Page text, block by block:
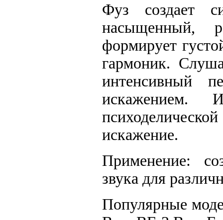
Фуз создает
насыщенный,
формирует
гармоник.
интенсивный
искажением.
искажение.
Применение:
звука для
Популярные